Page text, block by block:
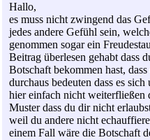
Hallo,
es muss nicht zwingend das
jedes andere Gefühl sein,
genommen sogar ein
Beitrag überlesen gehabt dass
Botschaft bekommen hast,
durchaus bedeuten dass es
hier einfach nicht weiterfließen
Muster dass du dir nicht
weil du andere nicht
einem Fall wäre die Botschaft